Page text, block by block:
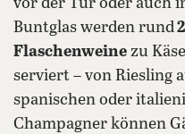
vor der Tür oder auch
Buntglas werden rund
Flaschenweine zu
serviert – von Riesling
spanischen oder
Champagner können